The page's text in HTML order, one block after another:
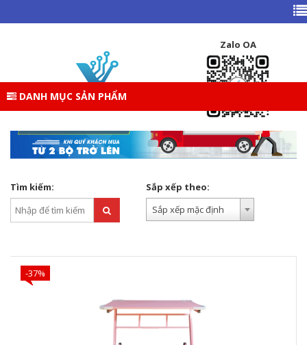
Zalo OA
DANH MỤC SẢN PHẨM
TRANG CHỦ
DANH MỤC SẢN PHẨM
BÀN – GHẾ GAMING
BÀN – GHẾ GAMING
Tìm kiếm:
Sắp xếp theo:
Sắp xếp mặc định
-37%